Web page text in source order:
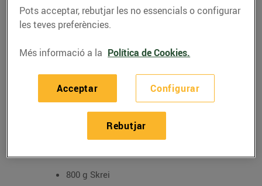
RECEPTES
Bacallà amb salsa de vi
negre
21/de febrer/2022
800 g Skrei
Pots acceptar, rebutjar les no essencials o configurar
les teves preferències.
Més informació a la Política de Cookies.
Configurar
Rebutjar
Acceptar